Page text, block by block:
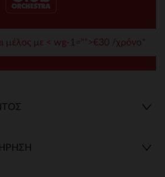
μέλος με < wg-1="">€30 /χρόνο*